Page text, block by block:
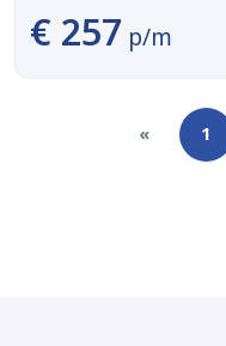
€ 257 p/m
« 1